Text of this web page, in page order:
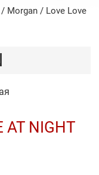
/ Morgan / Love Love
AT NIGHT